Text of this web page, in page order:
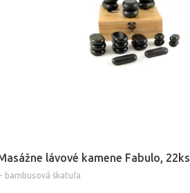
lávové kamene Fabulo, 22ks
bambusová škatuľa